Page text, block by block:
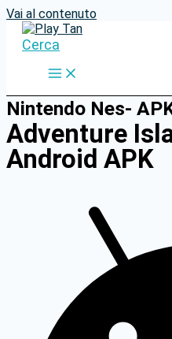
Vai al contenuto
Cerca
Nintendo Nes-
Adventure
Android APK